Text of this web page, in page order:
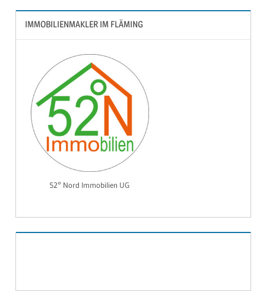
IMMOBILIENMAKLER IM FLÄMING
52° Nord Immobilien UG